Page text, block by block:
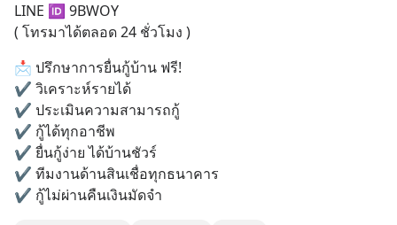
LINE 🆔 9BWOY
( โทรมาได้ตลอด 24 ชั่วโมง )
📩‎ ปรึกษาการยื่นกู้บ้าน ฟรี!
‎✔ วิเคราะห์รายได้
✔ ประเมินความสามารถกู้
‎✔ กู้ได้ทุกอาชีพ
✔ ยื่นกู้ง่าย ได้บ้านชัวร์
✔ ทีมงานด้านสินเชื่อทุกธนาคาร
‎✔ กู้ไม่ผ่านคืนเงินมัดจำ